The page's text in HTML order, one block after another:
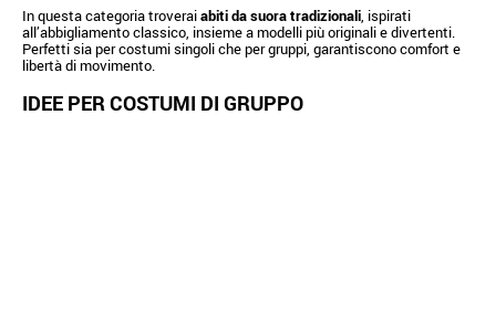
In questa categoria troveraiabiti da suora tradizionali, ispirati
all’abbigliamento classico, insieme a modelli più originali e divertenti.
Perfetti sia per costumi singoli che per gruppi, garantiscono comfort e
libertà di movimento.
IDEE PER COSTUMI DI GRUPPO